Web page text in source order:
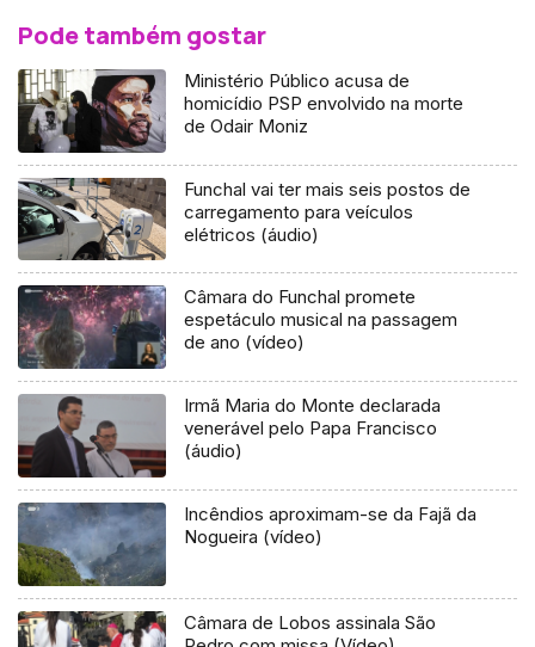
Pode também gostar
Ministério Público acusa de
homicídio PSP envolvido na morte
de Odair Moniz
Funchal vai ter mais seis postos de
carregamento para veículos
elétricos (áudio)
Câmara do Funchal promete
espetáculo musical na passagem
de ano (vídeo)
Irmã Maria do Monte declarada
venerável pelo Papa Francisco
(áudio)
Incêndios aproximam-se da Fajã da
Nogueira (vídeo)
Câmara de Lobos assinala São